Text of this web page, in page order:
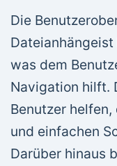
Die
was dem
Navigation hilft.
Benutzer
und einfachen
Darüber hinaus